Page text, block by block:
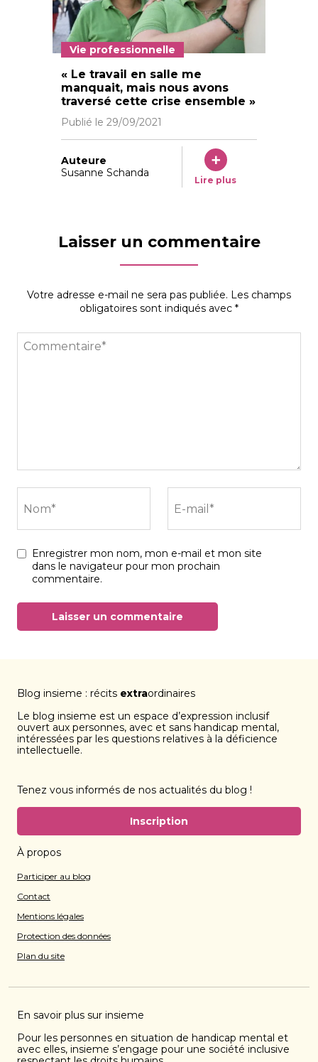
© Vera Markus tanneschaffhausen gmbh Tanne 3
Vie professionnelle
« Le travail en salle me
manquait, mais nous avons
traversé cette crise ensemble »
Publié le 29/09/2021
Auteure
Susanne Schanda
Lire plus
Laisser un commentaire
Votre adresse e-mail ne sera pas publiée. Les champs
obligatoires sont indiqués avec *
Commentaire*
Enregistrer mon nom, mon e-mail et mon site
dans le navigateur pour mon prochain
commentaire.
Blog insieme : récits extraordinaires
Le blog insieme est un espace d’expression inclusif
ouvert aux personnes, avec et sans handicap mental,
intéressées par les questions relatives à la déficience
intellectuelle.
Tenez vous informés de nos actualités du blog !
Inscription
À propos
Participer au blog
Contact
Mentions légales
Protection des données
Plan du site
En savoir plus sur insieme
Pour les personnes en situation de handicap mental et
avec elles, insieme s’engage pour une société inclusive